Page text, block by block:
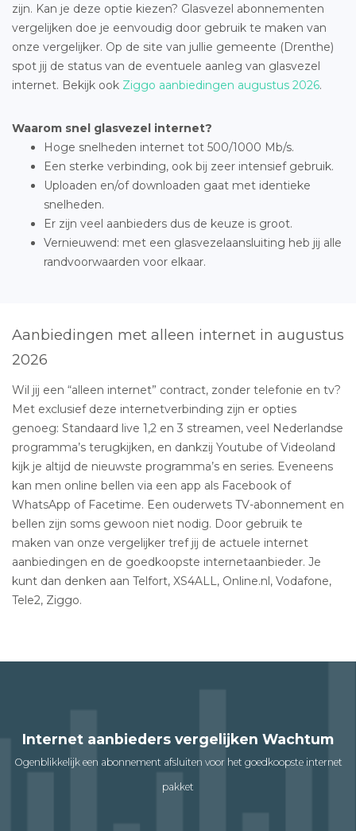
zijn. Kan je deze optie kiezen? Glasvezel abonnementen
vergelijken doe je eenvoudig door gebruik te maken van
onze vergelijker. Op de site van jullie gemeente (Drenthe)
spot jij de status van de eventuele aanleg van glasvezel
internet. Bekijk ook Ziggo aanbiedingen augustus 2026.
Waarom snel glasvezel internet?
Hoge snelheden internet tot 500/1000 Mb/s.
Een sterke verbinding, ook bij zeer intensief gebruik.
Uploaden en/of downloaden gaat met identieke
snelheden.
Er zijn veel aanbieders dus de keuze is groot.
Vernieuwend: met een glasvezelaansluiting heb jij alle
randvoorwaarden voor elkaar.
Aanbiedingen met alleen internet in augustus
2026
Wil jij een “alleen internet” contract, zonder telefonie en tv?
Met exclusief deze internetverbinding zijn er opties
genoeg: Standaard live 1,2 en 3 streamen, veel Nederlandse
programma’s terugkijken, en dankzij Youtube of Videoland
kijk je altijd de nieuwste programma’s en series. Eveneens
kan men online bellen via een app als Facebook of
WhatsApp of Facetime. Een ouderwets TV-abonnement en
bellen zijn soms gewoon niet nodig. Door gebruik te
maken van onze vergelijker tref jij de actuele internet
aanbiedingen en de goedkoopste internetaanbieder. Je
kunt dan denken aan Telfort, XS4ALL, Online.nl, Vodafone,
Tele2, Ziggo.
Internet aanbieders vergelijken Wachtum
Ogenblikkelijk een abonnement afsluiten voor het goedkoopste internet
pakket